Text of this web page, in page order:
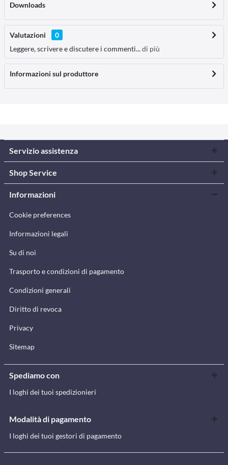
Downloads
Valutazioni
0
Leggere, scrivere e discutere i commenti...di più
Informazioni sul produttore
Servizio assistenza
Shop Service
Informazioni
Cookie preferences
Informazioni legali
Su di noi
Trasporto e condizioni di pagamento
Condizioni generali
Diritto di revoca
Privacy
Sitemap
Spediamo con
I loghi dei tuoi spedizionieri
Modalità di pagamento
I loghi dei tuoi gestori di pagamento